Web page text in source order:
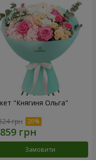
"Княгиня Ольга"
грн
Замовити